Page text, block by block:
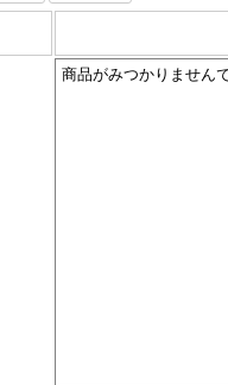
商品がみつかりません